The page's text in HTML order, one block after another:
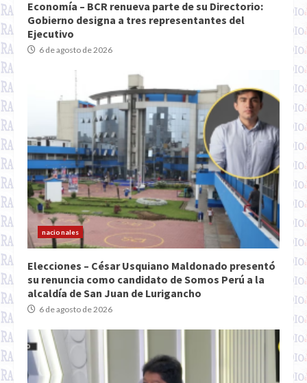
Economía – BCR renueva parte de su Directorio:
Gobierno designa a tres representantes del
Ejecutivo
6 de agosto de 2026
nacionales
Elecciones – César Usquiano Maldonado presentó
su renuncia como candidato de Somos Perú a la
alcaldía de San Juan de Lurigancho
6 de agosto de 2026